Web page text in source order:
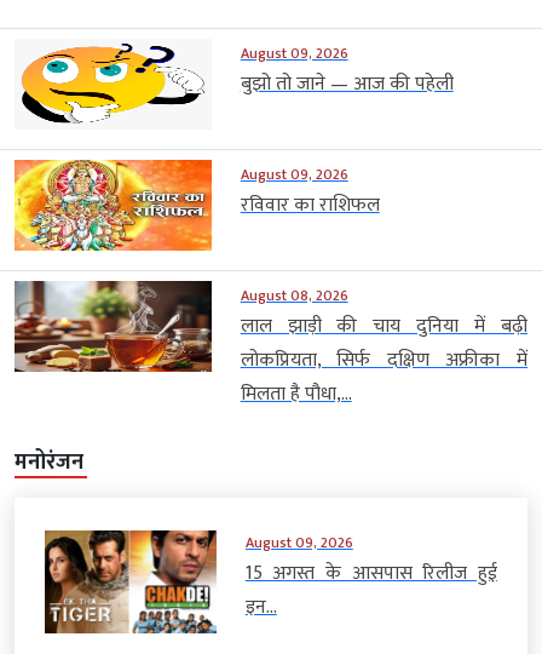
August 09, 2026
बुझो तो जाने — आज की पहेली
August 09, 2026
रविवार का राशिफल
August 08, 2026
लाल झाड़ी की चाय दुनिया में बढ़ी
लोकप्रियता, सिर्फ दक्षिण अफ्रीका में
मिलता है पौधा,...
मनोरंजन
August 09, 2026
15 अगस्त के आसपास रिलीज हुई
इन...